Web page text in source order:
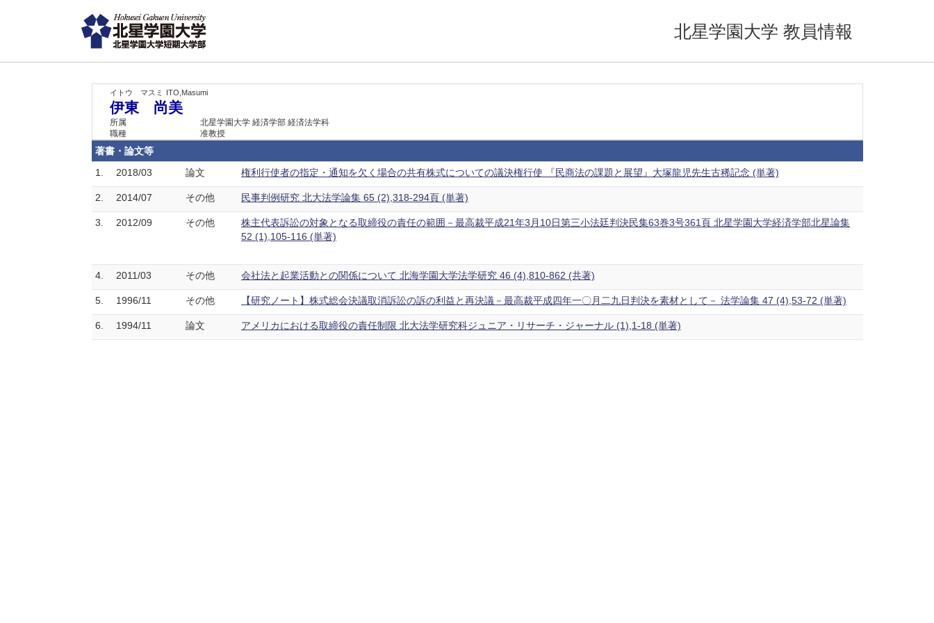
北星学園大学 教員情報
イトウ マスミ ITO,Masumi
伊東 尚美
所属
北星学園大学 経済学部 経済法学科
職種
准教授
著書・論文等
1.
2018/03 論文 権利行使者の指定・通知を欠く場合の共有株式についての議決権行使 『民商法の課題と展望』大塚龍児先生古稀記念 (単著)
2. 2014/07 その他 民事判例研究 北大法学論集 65 (2),318-294頁 (単著)
3. 2012/09 その他
株主代表訴訟の対象となる取締役の責任の範囲－最高裁平成21年3月10日第三小法廷判決民集63巻3号361頁 北星学園大学経済学部北星論集
52 (1),105-116 (単著)
4. 2011/03 その他 会社法と起業活動との関係について 北海学園大学法学研究 46 (4),810-862 (共著)
5. 1996/11 その他 【研究ノート】株式総会決議取消訴訟の訴の利益と再決議－最高裁平成四年一〇月二九日判決を素材として－ 法学論集 47 (4),53-72 (単著)
6. 1994/11 論文 アメリカにおける取締役の責任制限 北大法学研究科ジュニア・リサーチ・ジャーナル (1),1-18 (単著)